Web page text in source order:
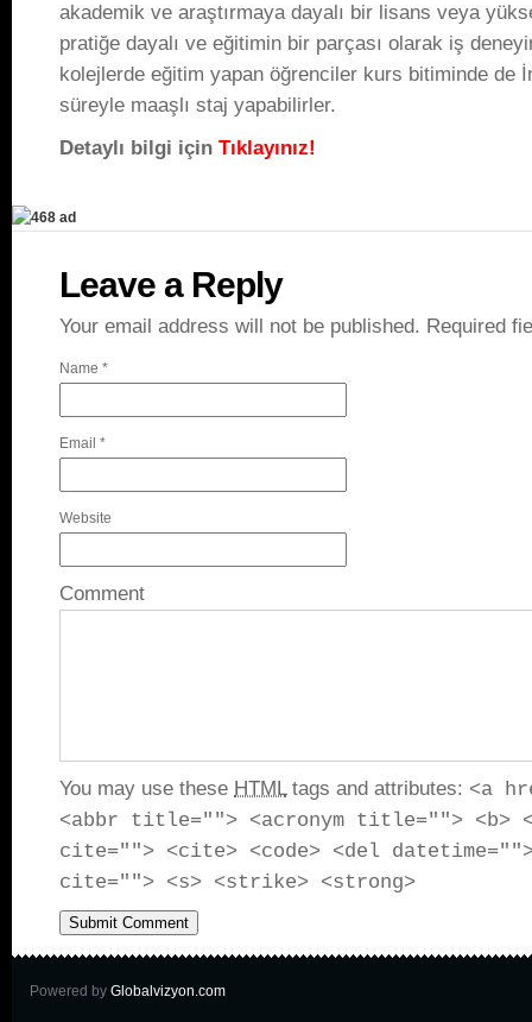
akademik ve araştırmaya dayalı bir lisans veya
pratiğe dayalı ve eğitimin bir parçası olarak iş
kolejlerde eğitim yapan öğrenciler kurs bitiminde de
süreyle maaşlı staj yapabilirler.
Detaylı bilgi için Tıklayınız!
Leave a Reply
Your email address will not be published. Required
Name *
Email *
Website
Comment
You may use these HTMLtags and attributes: <a
<abbr title=""> <acronym title=""> <b>
cite=""> <cite> <code> <del
cite=""> <s> <strike> <strong>
Powered by Globalvizyon.com